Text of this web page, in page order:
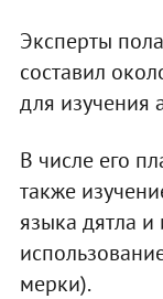
Эксперты
составил
для изучения
В числе его
также
языка дятла
мерки).